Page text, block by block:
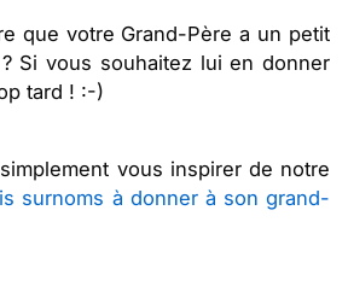
que votre Grand-Père a un petit
Si vous souhaitez lui en donner
tard ! :-)
vous inspirer de notre
surnoms à donner à son grand-